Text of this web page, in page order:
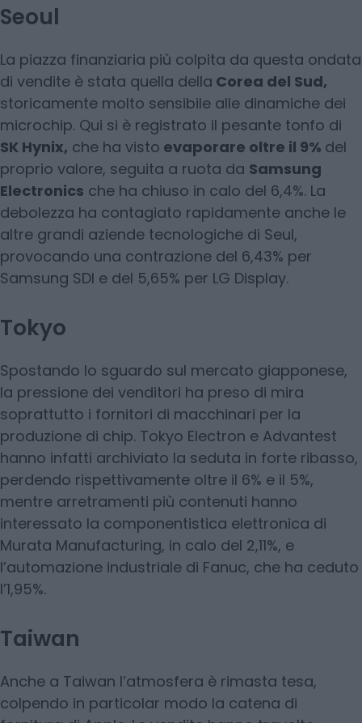
Seoul
La piazza finanziaria più colpita da questa ondata
di vendite è stata quella della Corea del Sud,
storicamente molto sensibile alle dinamiche dei
microchip. Qui si è registrato il pesante tonfo di
SK Hynix, che ha visto evaporare oltre il 9% del
proprio valore, seguita a ruota da Samsung
Electronics che ha chiuso in calo del 6,4%. La
debolezza ha contagiato rapidamente anche le
altre grandi aziende tecnologiche di Seul,
provocando una contrazione del 6,43% per
Samsung SDI e del 5,65% per LG Display.
Tokyo
Spostando lo sguardo sul mercato giapponese,
la pressione dei venditori ha preso di mira
soprattutto i fornitori di macchinari per la
produzione di chip. Tokyo Electron e Advantest
hanno infatti archiviato la seduta in forte ribasso,
perdendo rispettivamente oltre il 6% e il 5%,
mentre arretramenti più contenuti hanno
interessato la componentistica elettronica di
Murata Manufacturing, in calo del 2,11%, e
l’automazione industriale di Fanuc, che ha ceduto
l’1,95%.
Taiwan
Anche a Taiwan l’atmosfera è rimasta tesa,
colpendo in particolar modo la catena di